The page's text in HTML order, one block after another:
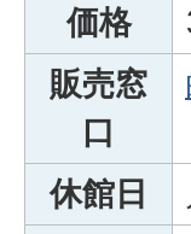
価格
販売窓
口
休館日